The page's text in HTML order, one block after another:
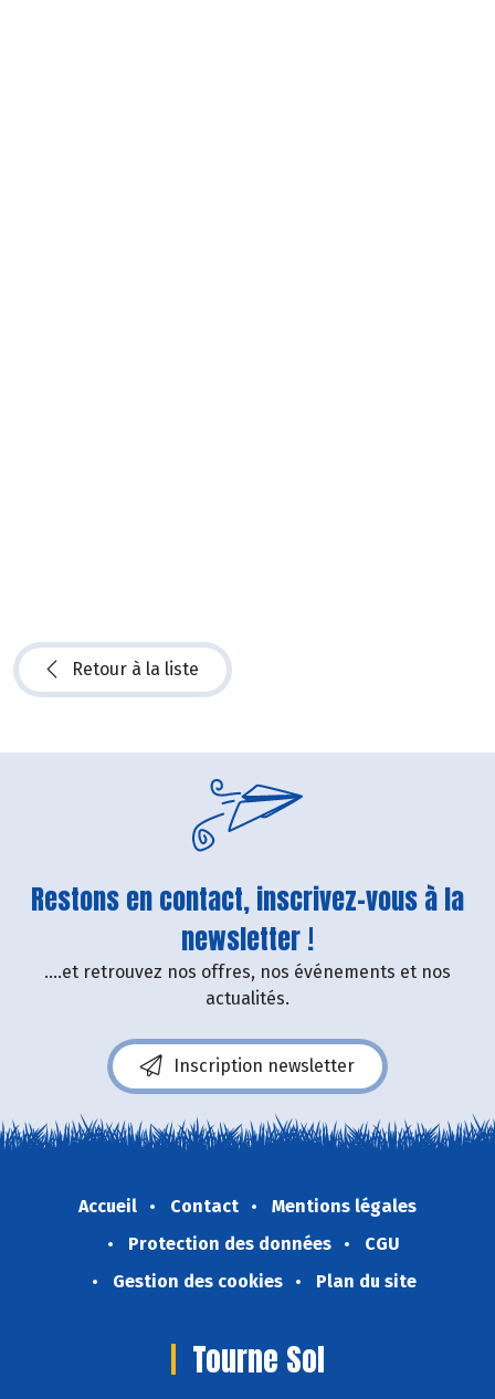
Retour à la liste
Restons en contact, inscrivez-vous à la
newsletter !
....et retrouvez nos offres, nos événements et nos
actualités.
Inscription newsletter
Accueil Contact
Mentions légales
Protection des données
CGU
Gestion des cookies
Plan du site
Tourne Sol